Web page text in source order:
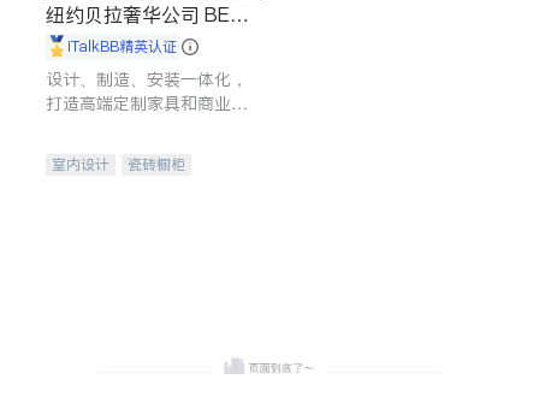
纽约贝拉奢华公司 BELL
A LUXE
iTalkBB精英认证
设计、制造、安装一体化，
打造高端定制家具和商业空
室内设计
瓷砖橱柜